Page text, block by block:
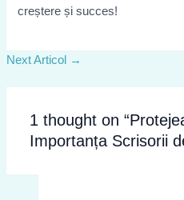
creștere și succes!
Next Articol →
1 thought on
Importanța Scrisorii